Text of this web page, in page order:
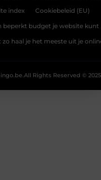
index Cookiebeleid (EU)
beperkt budget je website kunt
haal je het meeste uit je
All Rights Reserved © 2025